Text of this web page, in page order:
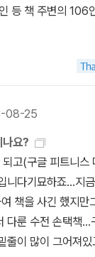
비로소 이 주제
가장 나빴던 것은
는 물론이고 고유명
으로 한 느낌이 든
버려서 원문에 없는
택의 약력 속 오류
고 생화학자가 되
'라는 구절이다. 왜
이다. 인터뷰집 <
정확히 옮겼던데,
뿐이다. 퀴리 부인
한들, 설마 '사울'
등 책 주변의 106
라줄 것을 요청했
기억할 책, 함께할
에서 가장 중요한
를 위해 더 많이 읽
.” 책 주변의 106명
책을 모두 합하니
읽은 책도 있고,
있고, 엥? 이 책
있고, 아니, 이 책을
승하는 책도 있고,
어봐야지 싶은 책도
08-25
나요?
고(구글 피트니스
니다기묘하죠...지
책을 사긴 했지만
다룬 수전 손택책...
줄이 많이 그어져